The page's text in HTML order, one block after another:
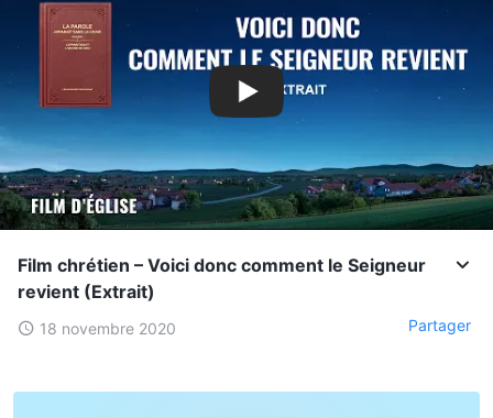
Film chrétien – Voici donc comment le Seigneur
revient (Extrait)
18 novembre 2020 Partager